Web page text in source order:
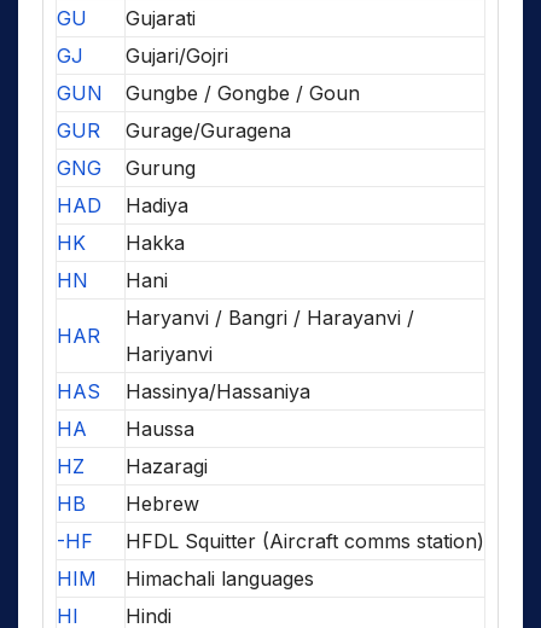
GU
Gujarati
GJ
Gujari/Gojri
GUN
Gungbe / Gongbe / Goun
GUR
Gurage/Guragena
GNG
Gurung
HAD
Hadiya
HK
Hakka
HN
Hani
HAR
Haryanvi / Bangri / Harayanvi /
Hariyanvi
HAS
Hassinya/Hassaniya
HA
Haussa
HZ
Hazaragi
HB
Hebrew
-HF
HFDL Squitter (Aircraft comms station)
HIM
Himachali languages
HI
Hindi